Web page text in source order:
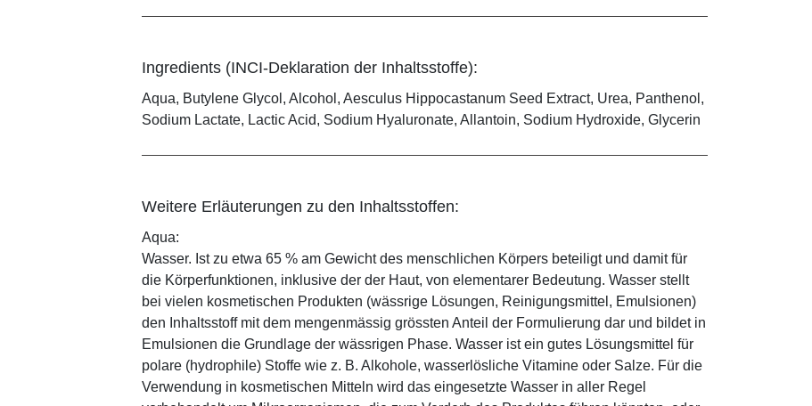
Ingredients (INCI-Deklaration der Inhaltsstoffe):
Aqua, Butylene Glycol, Alcohol, Aesculus Hippocastanum Seed Extract, Urea, Panthenol,
Sodium Lactate, Lactic Acid, Sodium Hyaluronate, Allantoin, Sodium Hydroxide, Glycerin
Weitere Erläuterungen zu den Inhaltsstoffen:
Aqua:
Wasser. Ist zu etwa 65 % am Gewicht des menschlichen Körpers beteiligt und damit für
die Körperfunktionen, inklusive der der Haut, von elementarer Bedeutung. Wasser stellt
bei vielen kosmetischen Produkten (wässrige Lösungen, Reinigungsmittel, Emulsionen)
den Inhaltsstoff mit dem mengenmässig grössten Anteil der Formulierung dar und bildet in
Emulsionen die Grundlage der wässrigen Phase. Wasser ist ein gutes Lösungsmittel für
polare (hydrophile) Stoffe wie z. B. Alkohole, wasserlösliche Vitamine oder Salze. Für die
Verwendung in kosmetischen Mitteln wird das eingesetzte Wasser in aller Regel